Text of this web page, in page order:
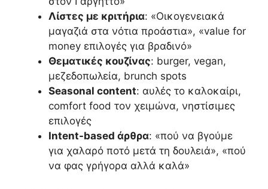
Λίστες με κριτήρια: «Οικογενειακά
μαγαζιά στα νότια προάστια», «value for
money επιλογές για βραδινό»
Θεματικές κουζίνας: burger, vegan,
μεζεδοπωλεία, brunch spots
Seasonal content: αυλές το καλοκαίρι,
comfort food τον χειμώνα, νηστίσιμες
επιλογές
Intent-based άρθρα: «πού να βγούμε
για χαλαρό ποτό μετά τη δουλειά», «πού
να φας γρήγορα αλλά καλά»